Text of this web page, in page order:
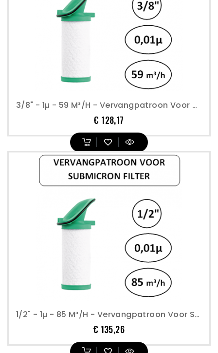
3/8" - 1µ - 59 M³/h - Vervangpatroon Voor Submicron Filter - Perslucht
€ 128,17
1/2" - 1µ - 85 M³/h - Vervangpatroon Voor Submicron Filter - Perslucht
€ 135,26Prijs